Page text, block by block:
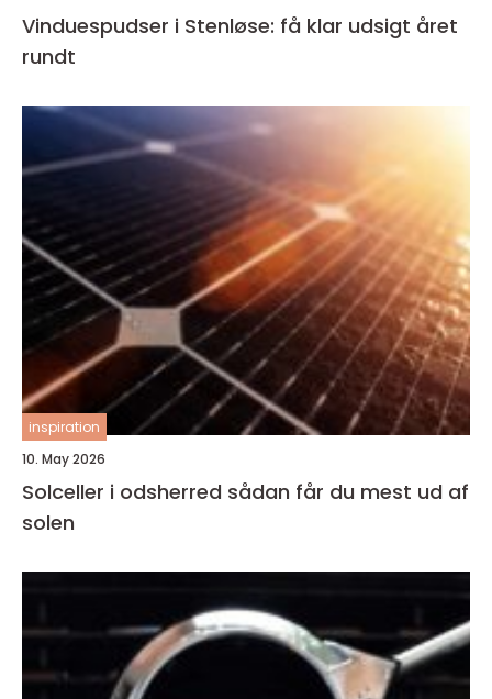
Vinduespudser i Stenløse: få klar udsigt året
rundt
inspiration
10. May 2026
Solceller i odsherred sådan får du mest ud af
solen